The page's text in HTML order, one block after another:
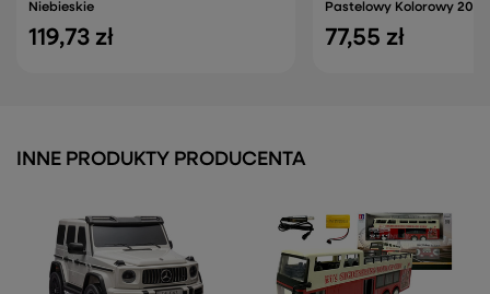
Niebieskie
119,73 zł
Pastelowy Kolorowy 20L
77,55 zł
INNE PRODUKTY PRODUCENTA